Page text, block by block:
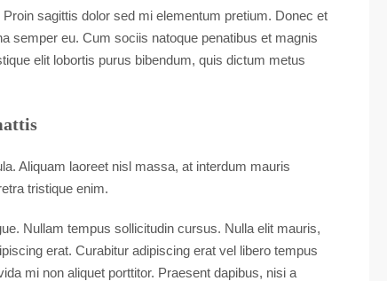
sagittis dolor sed mi elementum pretium. Donec et
semper eu. Cum sociis natoque penatibus et magnis
elit lobortis purus bibendum, quis dictum metus
Aliquam laoreet nisl massa, at interdum mauris
tristique enim.
Nullam tempus sollicitudin cursus. Nulla elit mauris,
erat. Curabitur adipiscing erat vel libero tempus
mi non aliquet porttitor. Praesent dapibus, nisi a